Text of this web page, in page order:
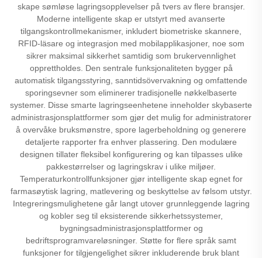
skape sømløse lagringsopplevelser på tvers av flere bransjer.
Moderne intelligente skap er utstyrt med avanserte
tilgangskontrollmekanismer, inkludert biometriske skannere,
RFID-läsare og integrasjon med mobilapplikasjoner, noe som
sikrer maksimal sikkerhet samtidig som brukervennlighet
opprettholdes. Den sentrale funksjonaliteten bygger på
automatisk tilgangsstyring, sanntidsövervakning og omfattende
sporingsevner som eliminerer tradisjonelle nøkkelbaserte
systemer. Disse smarte lagringseenhetene inneholder skybaserte
administrasjonsplattformer som gjør det mulig for administratorer
å overvåke bruksmønstre, spore lagerbeholdning og generere
detaljerte rapporter fra enhver plassering. Den modulære
designen tillater fleksibel konfigurering og kan tilpasses ulike
pakkestørrelser og lagringskrav i ulike miljøer.
Temperaturkontrollfunksjoner gjør intelligente skap egnet for
farmasøytisk lagring, matlevering og beskyttelse av følsom utstyr.
Integreringsmulighetene går langt utover grunnleggende lagring
og kobler seg til eksisterende sikkerhetssystemer,
bygningsadministrasjonsplattformer og
bedriftsprogramvareløsninger. Støtte for flere språk samt
funksjoner for tilgjengelighet sikrer inkluderende bruk blant